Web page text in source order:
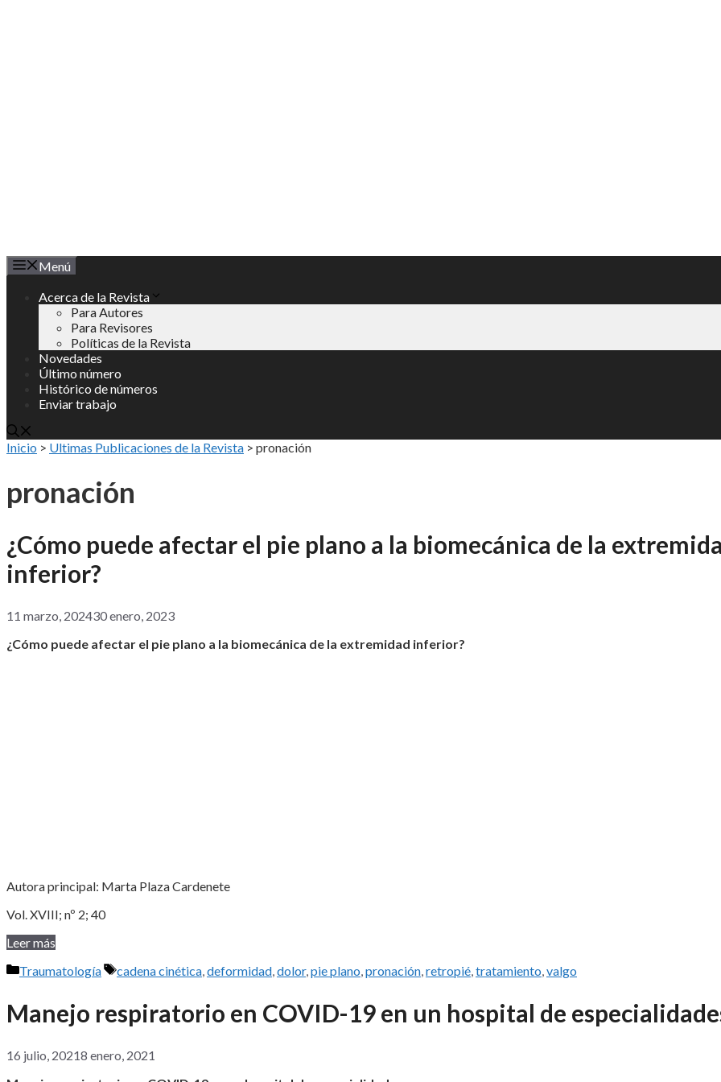
Menú
Acerca de la Revista
Para Autores
Para Revisores
Políticas de la Revista
Novedades
Último número
Histórico de números
Enviar trabajo
Inicio > Ultimas Publicaciones de la Revista > pronación
pronación
¿Cómo puede afectar el pie plano a la biomecánica de la
inferior?
11 marzo, 202430 enero, 2023
¿Cómo puede afectar el pie plano a la biomecánica de la extremidad inferior?
Autora principal: Marta Plaza Cardenete
Vol. XVIII; nº 2; 40
Leer más
Categorías
Traumatología Etiquetas
cadena cinética,deformidad,dolor,pie plano,pronación,retropié,tratamiento,valgo
Manejo respiratorio en COVID-19 en un hospital de
16 julio, 20218 enero, 2021